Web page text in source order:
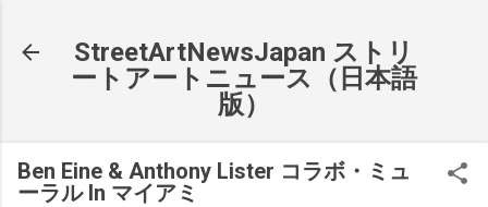
StreetArtNewsJapan ストリ
ートアートニュース（日本語
版）
Ben Eine & Anthony Lister コラボ・ミュ
ーラル In マイアミ